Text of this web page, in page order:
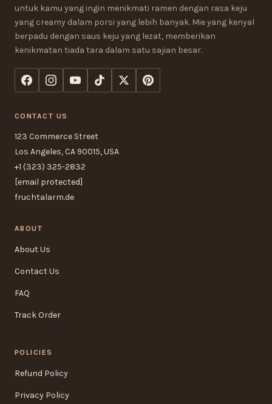
untuk kamu yang ingin menikmati ramen dengan rasa keju
yang creamy dalam porsi yang lebih banyak. Mie yang kenyal
berpadu dengan saus keju yang lezat, memberikan
kenikmatan tiada tara dalam satu sajian besar.
CONTACT US
123 Commerce Street
Los Angeles, CA 90015, USA
+1 (323) 325-2832
[email protected]
fruchtalarm.de
ABOUT
About Us
Contact Us
FAQ
Track Order
POLICIES
Refund Policy
Privacy Policy